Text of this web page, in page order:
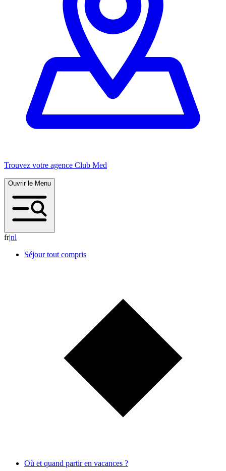
Trouvez votre agence Club Med
Ouvrir le Menu
fr|nl
Séjour tout compris
Où et quand partir en vacances ?